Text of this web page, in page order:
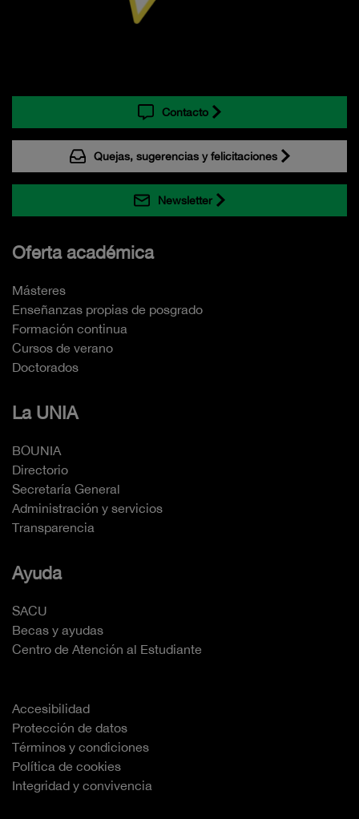
Contacto
Quejas, sugerencias y felicitaciones
Newsletter
Oferta académica
Másteres
Enseñanzas propias de posgrado
Formación continua
Cursos de verano
Doctorados
La UNIA
BOUNIA
Directorio
Secretaría General
Administración y servicios
Transparencia
Ayuda
SACU
Becas y ayudas
Centro de Atención al Estudiante
Accesibilidad
Protección de datos
Términos y condiciones
Política de cookies
Integridad y convivencia